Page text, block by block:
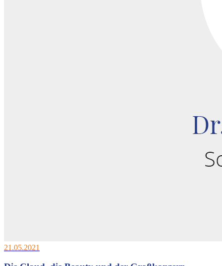
21.05.2021